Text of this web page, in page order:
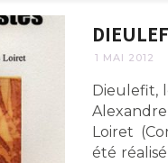
1 MAI 2012
Dieulefit,
Loiret
été